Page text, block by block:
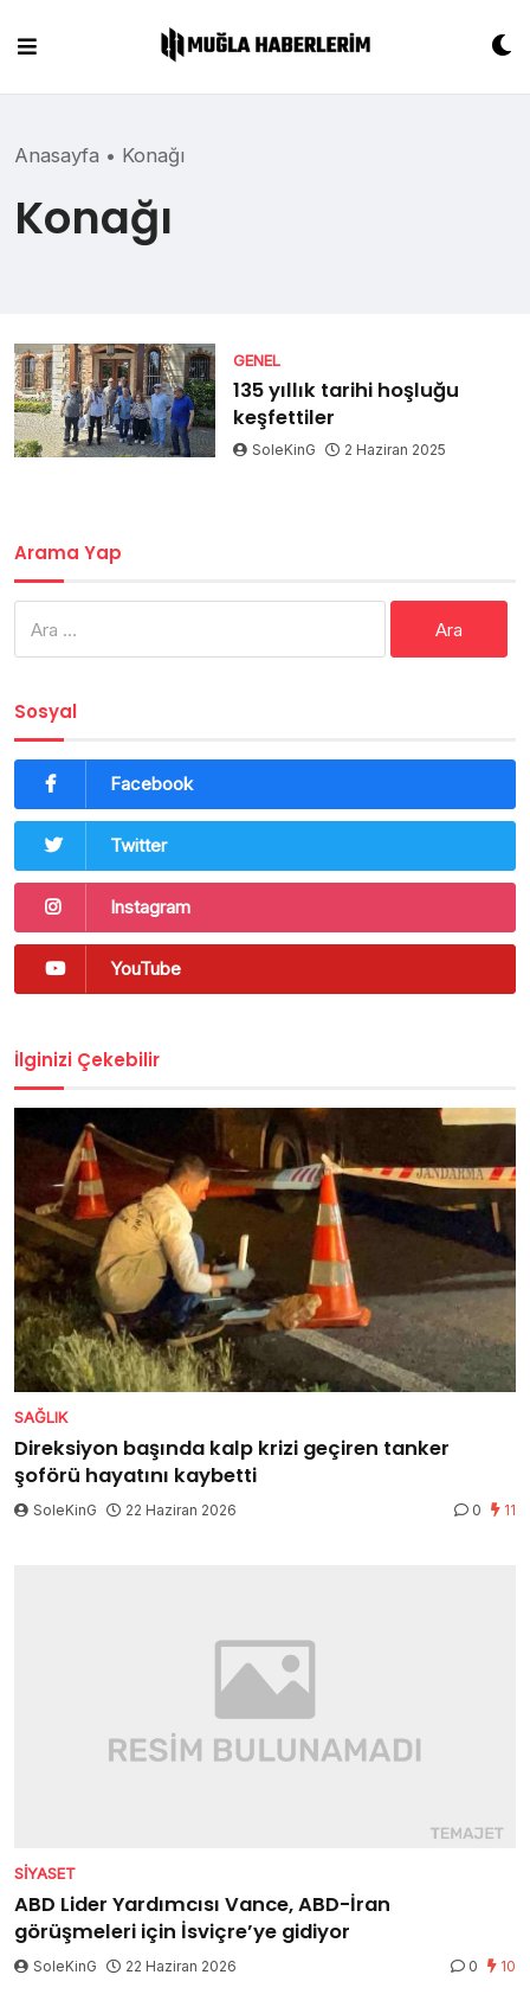
content
Anasayfa • Konağı
Konağı
GENEL
135 yıllık tarihi hoşluğu
keşfettiler
SoleKinG 2 Haziran 2025
Arama Yap
Sosyal
Facebook
Twitter
Instagram
YouTube
İlginizi Çekebilir
SAĞLIK
Direksiyon başında kalp krizi geçiren tanker
şoförü hayatını kaybetti
SoleKinG 22 Haziran 2026 0 11
SIYASET
ABD Lider Yardımcısı Vance, ABD-İran
görüşmeleri için İsviçre’ye gidiyor
SoleKinG 22 Haziran 2026 0 10